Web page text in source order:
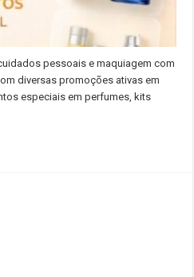
pessoais e maquiagem com
diversas promoções ativas em
especiais em perfumes, kits